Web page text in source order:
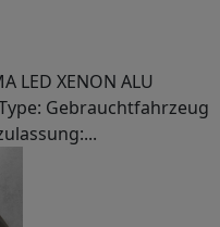
LED XENON ALU
Gebrauchtfahrzeug